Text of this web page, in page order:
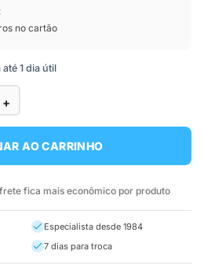
no cartão
até 1 dia útil
+
AO CARRINHO
fica mais econômico por produto
Especialista desde 1984
7 dias para troca